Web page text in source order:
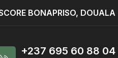
BONAPRISO, DOUALA
+237 695 60 88 04